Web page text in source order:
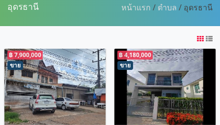
อุดรธานี หน้าแรก / ตำบล / อุดรธานี
ขาย
฿ 7,900,000
ขาย
฿ 4,180,000